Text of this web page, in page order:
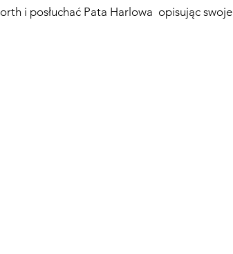
i posłuchać Pata Harlowa opisując swoje